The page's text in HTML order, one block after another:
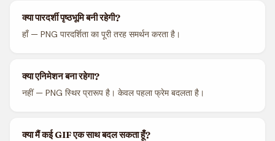
क्या पारदर्शी पृष्ठभूमि बनी रहेगी?
हाँ — PNG पारदर्शिता का पूरी तरह समर्थन करता है।
क्या एनिमेशन बना रहेगा?
नहीं — PNG स्थिर प्रारूप है। केवल पहला फ्रेम बदलता है।
क्या मैं कई GIF एक साथ बदल सकता हूँ?